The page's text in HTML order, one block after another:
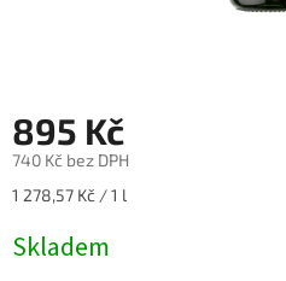
895 Kč
740 Kč bez DPH
Měrná
1 278,57 Kč / 1 l
Skladem